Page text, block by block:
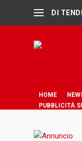
DI
HOME
PUBBLICITÀ